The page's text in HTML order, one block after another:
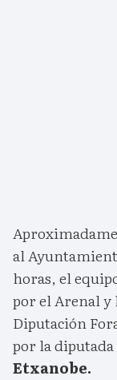
al
horas, el
por el Arenal y
Diputación
por la
Etxanobe.